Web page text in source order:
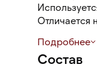
Отличается
Подробнее
Состав